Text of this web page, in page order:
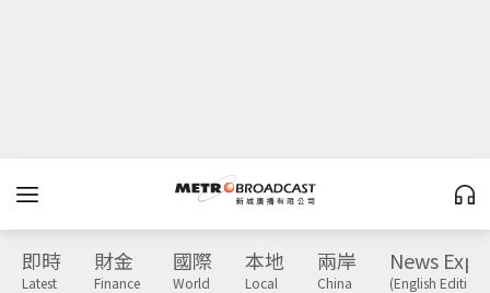
即時
Latest
財金
Finance
國際
World
本地
Local
兩岸
China
News
(English Edition)